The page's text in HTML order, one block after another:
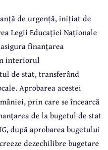
de urgență, inițiat de
Legii Educației Naționale
finanțarea
interiorul
de stat, transferând
Aprobarea acestei
prin care se încearcă
de la bugetul de stat
după aprobarea bugetului
dezechilibre bugetare